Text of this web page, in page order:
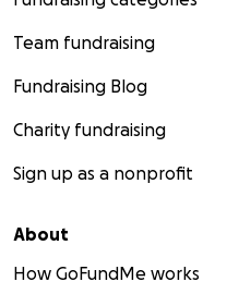
Team fundraising
Fundraising Blog
Charity fundraising
Sign up as a nonprofit
About
How GoFundMe works